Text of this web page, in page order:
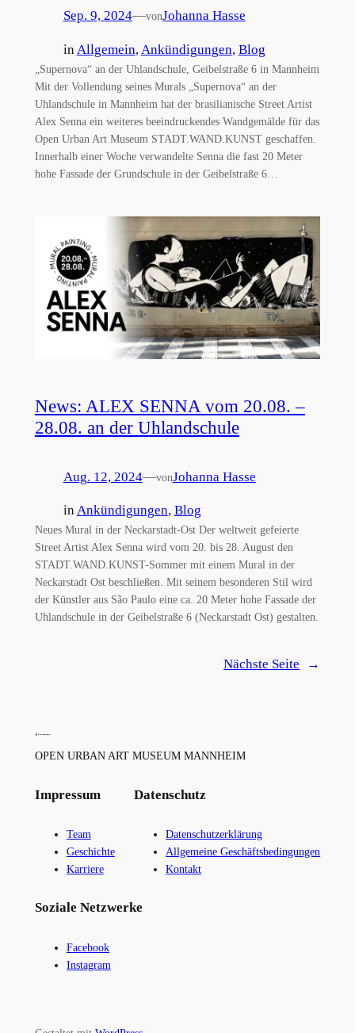
Sep. 9, 2024—vonJohanna Hasse
in Allgemein, Ankündigungen, Blog
„Supernova“ an der Uhlandschule, Geibelstraße 6 in Mannheim
Mit der Vollendung seines Murals „Supernova“ an der
Uhlandschule in Mannheim hat der brasilianische Street Artist
Alex Senna ein weiteres beeindruckendes Wandgemälde für das
Open Urban Art Museum STADT.WAND.KUNST geschaffen.
Innerhalb einer Woche verwandelte Senna die fast 20 Meter
hohe Fassade der Grundschule in der Geibelstraße 6…
News: ALEX SENNA vom 20.08. –
28.08. an der Uhlandschule
Aug. 12, 2024—vonJohanna Hasse
inAnkündigungen, Blog
Neues Mural in der Neckarstadt-Ost Der weltweit gefeierte
Street Artist Alex Senna wird vom 20. bis 28. August den
STADT.WAND.KUNST-Sommer mit einem Mural in der
Neckarstadt Ost beschließen. Mit seinem besonderen Stil wird
der Künstler aus São Paulo eine ca. 20 Meter hohe Fassade der
Uhlandschule in der Geibelstraße 6 (Neckarstadt Ost) gestalten.
Nächste Seite →
OPEN URBAN ART MUSEUM MANNHEIM
Impressum
Team
Geschichte
Karriere
Datenschutz
Datenschutzerklärung
Allgemeine Geschäftsbedingungen
Kontakt
Soziale Netzwerke
Facebook
Instagram